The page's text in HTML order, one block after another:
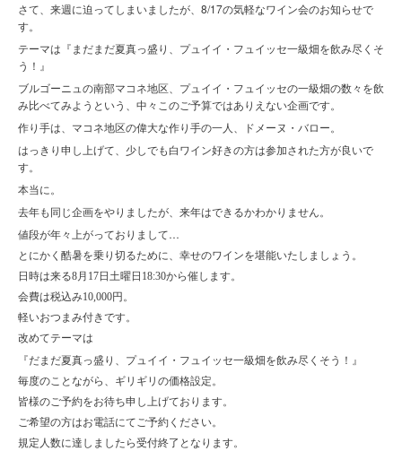
さて、来週に迫ってしまいましたが、8/17の気軽なワイン会のお知らせで
す。
テーマは『まだまだ夏真っ盛り、プュイイ・フュイッセ一級畑を飲み尽くそ
う！』
ブルゴーニュの南部マコネ地区、プュイイ・フュイッセの一級畑の数々を飲
み比べてみようという、中々このご予算ではありえない企画です。
作り手は、マコネ地区の偉大な作り手の一人、ドメーヌ・バロー。
はっきり申し上げて、少しでも白ワイン好きの方は参加された方が良いで
す。
本当に。
去年も同じ企画をやりましたが、来年はできるかわかりません。
値段が年々上がっておりまして…
とにかく酷暑を乗り切るために、幸せのワインを堪能いたしましょう。
日時は来る8月 17日土曜日 18:30から催します。
会費は税込み10,000円。
軽いおつまみ付きです。
改めてテーマは
『だまだ夏真っ盛り、プュイイ・フュイッセ一級畑を飲み尽くそう！ 』
毎度のことながら、ギリギリの価格設定。
皆様のご予約をお待ち申し上げております。
ご希望の方はお電話にてご予約ください。
規定人数に達しましたら受付終了となります。